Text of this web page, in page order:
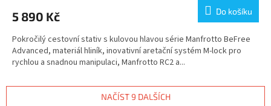
5 890 Kč Do košíku
Pokročilý cestovní stativ s kulovou hlavou série Manfrotto BeFree
Advanced, materiál hliník, inovativní aretační systém M-lock pro
rychlou a snadnou manipulaci, Manfrotto RC2 a...
NAČÍST 9 DALŠÍCH